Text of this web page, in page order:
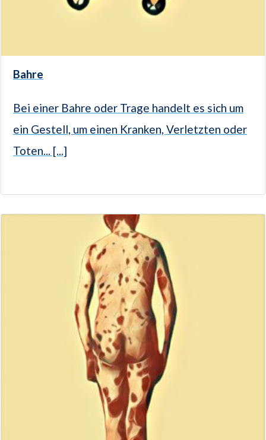
Bahre
Bei einer Bahre oder Trage handelt es sich um
ein Gestell, um einen Kranken, Verletzten oder
Toten... [...]